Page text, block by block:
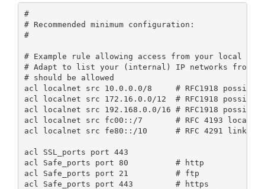
#
# Recommended minimum configuration:
#
# Example rule allowing access from your local
# Adapt to list your (internal) IP networks from
# should be allowed
acl localnet src 10.0.0.0/8     # RFC1918 possible
acl localnet src 172.16.0.0/12  # RFC1918
acl localnet src 192.168.0.0/16 # RFC1918
acl localnet src fc00::/7       # RFC 4193 local
acl localnet src fe80::/10      # RFC 4291 link-
acl SSL_ports port 443
acl Safe_ports port 80          # http
acl Safe_ports port 21          # ftp
acl Safe_ports port 443         # https